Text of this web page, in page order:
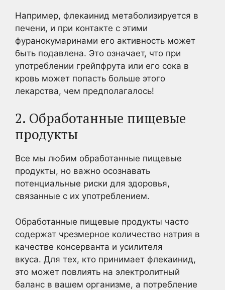
Например, флекаинид метаболизируется в
печени, и при контакте с этими
фуранокумаринами его активность может
быть подавлена. Это означает, что при
употреблении грейпфрута или его сока в
кровь может попасть больше этого
лекарства, чем предполагалось!
2. Обработанные пищевые
продукты
Все мы любим обработанные пищевые
продукты, но важно осознавать
потенциальные риски для здоровья,
связанные с их употреблением.
Обработанные пищевые продукты часто
содержат чрезмерное количество натрия в
качестве консерванта и усилителя
вкуса. Для тех, кто принимает флекаинид,
это может повлиять на электролитный
баланс в вашем организме, а потребление